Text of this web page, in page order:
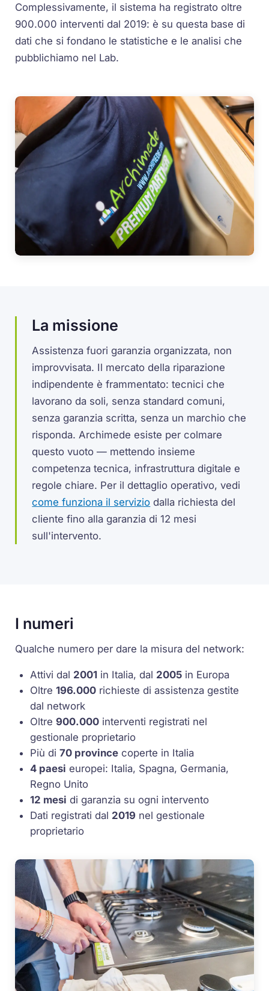
Complessivamente, il sistema ha registrato oltre
900.000 interventi dal 2019: è su questa base di
dati che si fondano le statistiche e le analisi che
pubblichiamo nel Lab.
La missione
Assistenza fuori garanzia organizzata, non
improvvisata. Il mercato della riparazione
indipendente è frammentato: tecnici che
lavorano da soli, senza standard comuni,
senza garanzia scritta, senza un marchio che
risponda. Archimede esiste per colmare
questo vuoto — mettendo insieme
competenza tecnica, infrastruttura digitale e
regole chiare. Per il dettaglio operativo, vedi
come funziona il servizio dalla richiesta del
cliente fino alla garanzia di 12 mesi
sull'intervento.
I numeri
Qualche numero per dare la misura del network:
Attivi dal 2001 in Italia, dal 2005 in Europa
Oltre196.000 richieste di assistenza gestite
dal network
Oltre900.000 interventi registrati nel
gestionale proprietario
Più di70 province coperte in Italia
4 paesi europei: Italia, Spagna, Germania,
Regno Unito
12 mesi di garanzia su ogni intervento
Dati registrati dal 2019 nel gestionale
proprietario